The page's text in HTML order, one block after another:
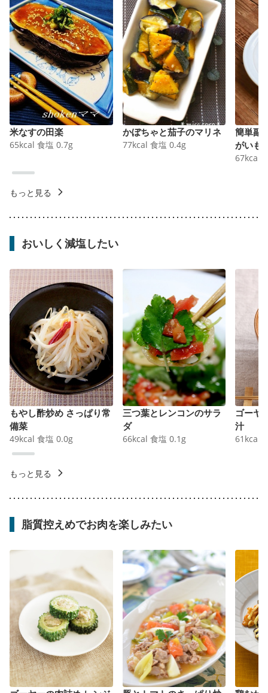
米なすの田楽
65kcal 食塩 0.7g
かぼちゃと茄子のマリネ
77kcal 食塩 0.4g
簡単副
がいも
67kcal
もっと見る
おいしく減塩したい
もやし酢炒め さっぱり常
備菜
49kcal 食塩 0.0g
三つ葉とレンコンのサラ
ダ
66kcal 食塩 0.1 g
ゴーヤ
汁
61 kcal
もっと見る
脂質控えめでお肉を楽しみたい